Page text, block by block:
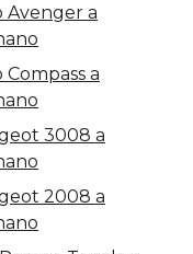
Avenger a
Compass a
3008 a
2008 a